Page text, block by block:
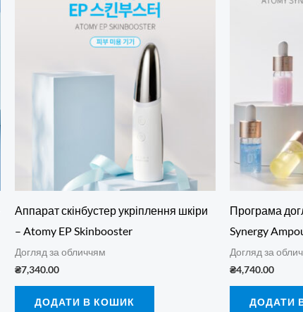
Аппарат скінбустер укріплення шкіри
– Atomy EP Skinbooster
Догляд за обличчям
₴7,340.00
ДОДАТИ В КОШИК
Програма
Synergy
Догляд за
₴4,740.00
ДОДАТИ